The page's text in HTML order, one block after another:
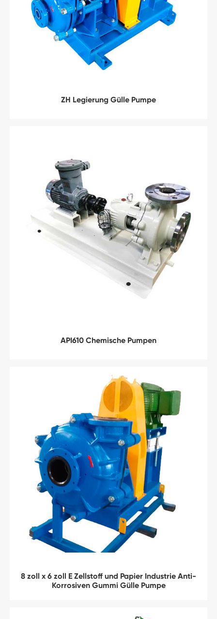
ZH Legierung Gülle Pumpe
API610 Chemische Pumpen
8 zoll x 6 zoll E Zellstoff und Papier Industrie Anti-
Korrosiven Gummi Gülle Pumpe